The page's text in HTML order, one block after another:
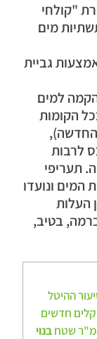
"קולחי
מים
גביית
למים
הקומות
החדשה),
לרבות
תעריפי
המים ונועדו
העלות
בטיב,
ההיטל
חדשים
מ"ר שטחבנוי